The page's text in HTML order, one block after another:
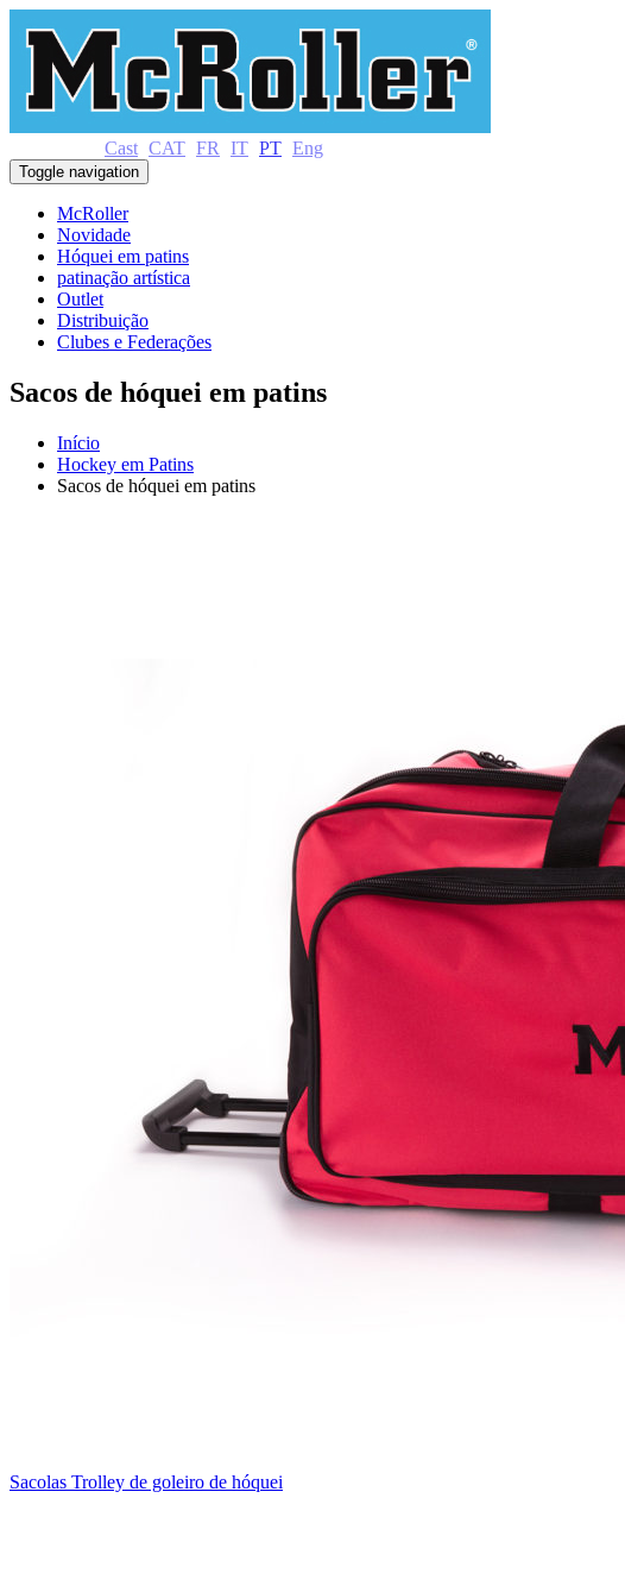
Cast CAT FR IT PT Eng
Toggle navigation
McRoller
Novidade
Hóquei em patins
patinação artística
Outlet
Distribuição
Clubes e Federações
Sacos de hóquei em patins
Início
Hockey em Patins
Sacos de hóquei em patins
Sacolas Trolley de goleiro de hóquei